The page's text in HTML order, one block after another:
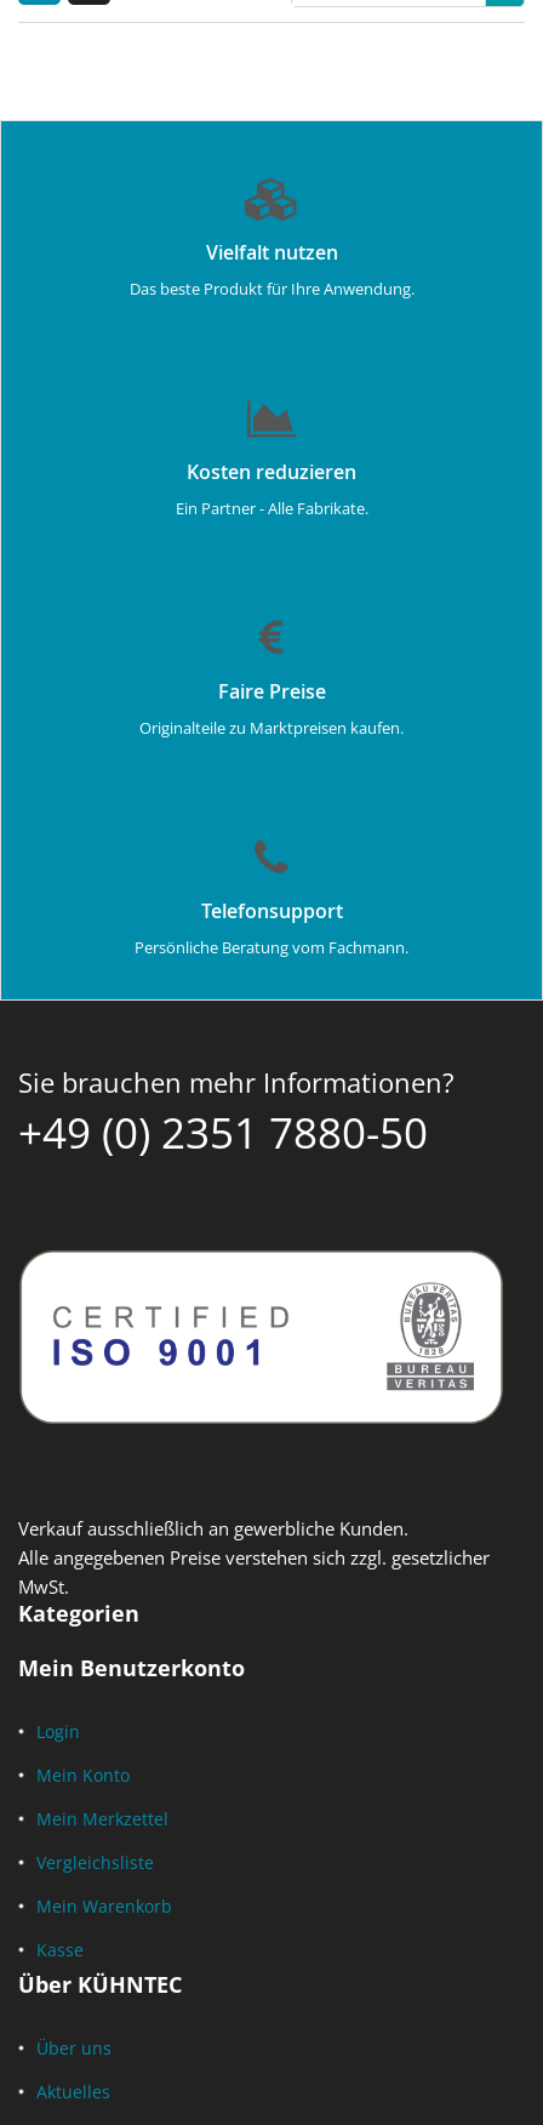
Vielfalt nutzen
Das beste Produkt für Ihre Anwendung.
Kosten reduzieren
Ein Partner - Alle Fabrikate.
Faire Preise
Originalteile zu Marktpreisen kaufen.
Telefonsupport
Persönliche Beratung vom Fachmann.
Sie brauchen mehr Informationen?
+49 (0) 2351 7880-50
Verkauf ausschließlich an gewerbliche Kunden.
Alle angegebenen Preise verstehen sich zzgl. gesetzlicher
MwSt.
Kategorien
Mein Benutzerkonto
Login
Mein Konto
Mein Merkzettel
Vergleichsliste
Mein Warenkorb
Kasse
Über KÜHNTEC
Über uns
Aktuelles